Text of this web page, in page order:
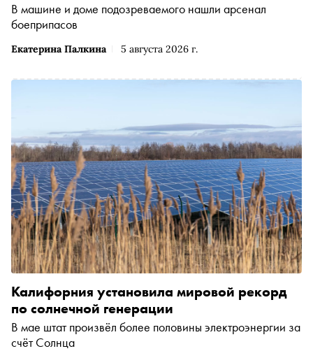
Екатерина Палкина 5 августа 2026 г.
В машине и доме подозреваемого нашли арсенал
боеприпасов
Калифорния установила мировой рекорд
по солнечной генерации
В мае штат произвёл более половины электроэнергии за
счёт Солнца